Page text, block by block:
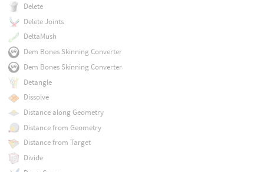
Delete
Delete Joints
DeltaMush
Dem Bones Skinning Converter
Dem Bones Skinning Converter
Detangle
Dissolve
Distance along Geometry
Distance from Geometry
Distance from Target
Divide